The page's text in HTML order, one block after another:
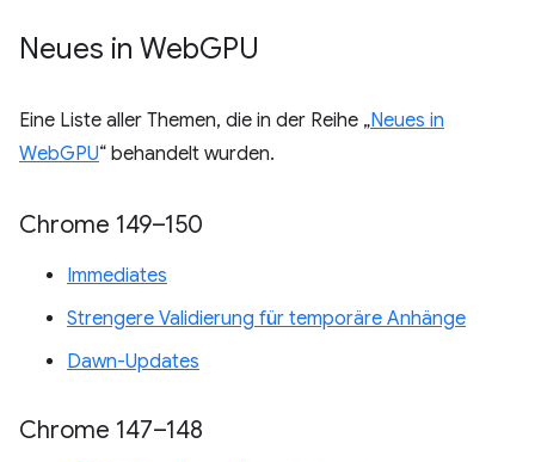
Neues in WebGPU
Eine Liste aller Themen, die in der Reihe „Neues in
WebGPU“ behandelt wurden.
Chrome 149–150
Immediates
Strengere Validierung für temporäre Anhänge
Dawn-Updates
Chrome 147–148